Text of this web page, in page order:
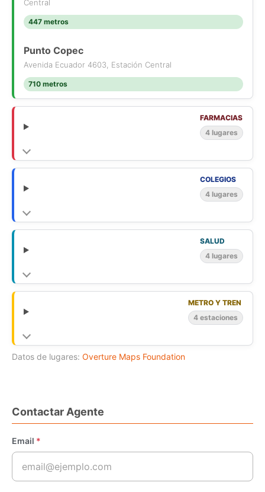
Central
447 metros
Punto Copec
Avenida Ecuador 4603, Estación Central
710 metros
FARMACIAS
4 lugares
COLEGIOS
4 lugares
SALUD
4 lugares
METRO Y TREN
4 estaciones
Datos de lugares: Overture Maps Foundation
Contactar Agente
Email *